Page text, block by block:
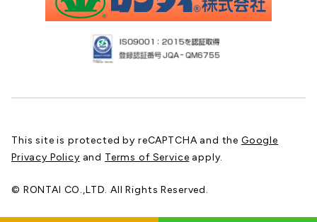
This site is protected by reCAPTCHA and the Google
Privacy Policy and Terms of Service apply.
© RONTAI CO.,LTD. All Rights Reserved.